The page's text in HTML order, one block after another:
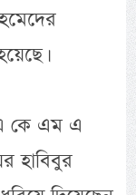
কে এম এ
হাবিবুর